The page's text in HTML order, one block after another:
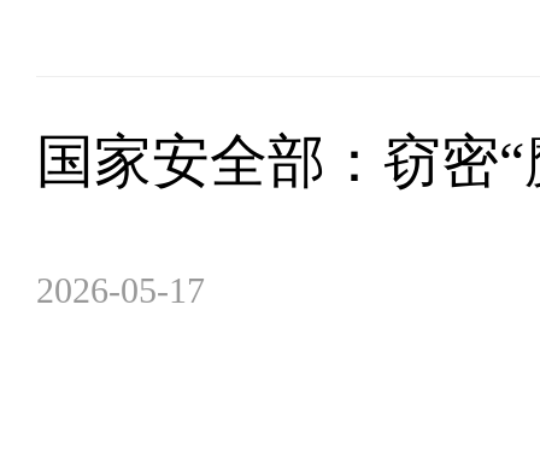
国家安全部：窃密
2026-05-17